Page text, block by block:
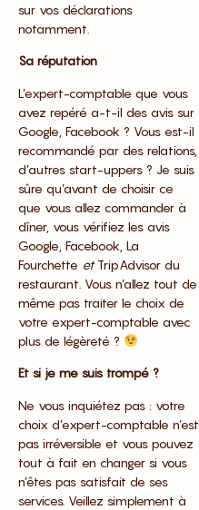
sur vos déclarations
notamment.
Sa réputation
L’expert-comptable que vous
avez repéré a-t-il des avis sur
Google, Facebook ? Vous est-il
recommandé par des relations,
d’autres start-uppers ? Je suis
sûre qu’avant de choisir ce
que vous allez commander à
dîner, vous vérifiez les avis
Google, Facebook, La
Fourchette etTripAdvisor du
restaurant. Vous n’allez tout de
même pas traiter le choix de
votre expert-comptable avec
plus de légèreté ?
Et si je me suis trompé ?
Ne vous inquiétez pas : votre
choix d’expert-comptable n’est
pas irréversible et vous pouvez
tout à fait en changer si vous
n’êtes pas satisfait de ses
services. Veillez simplement à